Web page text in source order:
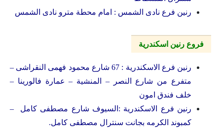
رنين فرع نادى الشمس : امام محطة مترو نادى الشمس
فروع رنين اسكندرية
رنين فرع الاسكندرية : 67 شارع محمود فهمى النقراشى –
متفرع من شارع النصر – المنشية – عمارة فالورينا –
خلف فندق امون
رنين فرع الاسكندرية :السيوف شارع مصطفى كامل –
كمبوند الكرمه بجانت سنترال مصطفى كامل.